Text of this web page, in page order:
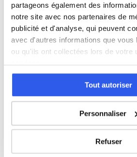
partageons également des
notre site avec nos partenaires de
publicité et d'analyse, qui peuvent
avec d'autres informations que vous
ou qu'ils ont collectées lors de votre
services.
Tout autoriser
Personnaliser
Refuser
Tous les niveaux en
Marketing/Mercatique à
Première (Lycée)